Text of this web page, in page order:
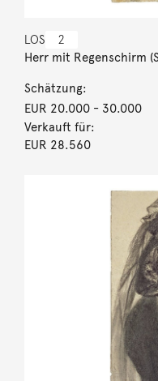
LOS 2
Herr mit Regenschirm
Schätzung:
EUR 20.000- 30.000
Verkauft für:
EUR 28.560